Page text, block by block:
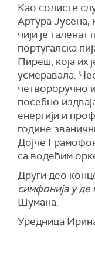
Као солисте
Артура Јусена,
чији је
португалска
Пиреш, која их
усмеравала.
четвороручно
посебно
енергији и
године
Дојче
са водећим
Други део
симфонија у
Шумана.
Уредница